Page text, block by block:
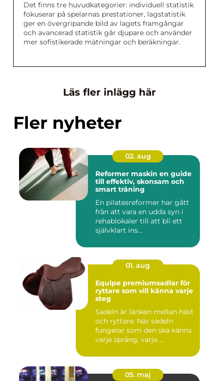
Det finns tre huvudkategorier: individuell statistik
fokuserar på spelarnas prestationer, lagstatistik
ger en övergripande bild av lagets framgångar
och avancerad statistik går djupare och använder
mer sofistikerade mätningar och beräkningar.
Läs fler inlägg här
Fler nyheter
02. aug
Reformer maskin en guide
till effektiv, skonsam och
smart träning
En pilatesreformer har gått
från att vara en udda syn i
rehablokaler till att bli ett
självklart ins...
01. aug
Equipe premiumsadlar för
ryttare som vill känna varje
steg
Sadeln är länken mellan häst
och ryttare. När sadeln
fungerar som den ska känns
varje språng, varje ...
05. maj